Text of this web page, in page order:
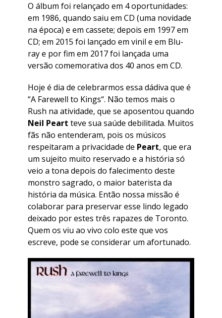
O álbum foi relançado em 4 oportunidades:
em 1986, quando saiu em CD (uma novidade
na época) e em cassete; depois em 1997 em
CD; em 2015 foi lançado em vinil e em Blu-
ray e por fim em 2017 foi lançada uma
versão comemorativa dos 40 anos em CD.
Hoje é dia de celebrarmos essa dádiva que é
“A Farewell to Kings“. Não temos mais o
Rush na atividade, que se aposentou quando
Neil Peart teve sua saúde debilitada. Muitos
fãs não entenderam, pois os músicos
respeitaram a privacidade de Peart, que era
um sujeito muito reservado e a história só
veio a tona depois do falecimento deste
monstro sagrado, o maior baterista da
história da música. Então nossa missão é
colaborar para preservar esse lindo legado
deixado por estes três rapazes de Toronto.
Quem os viu ao vivo colo este que vos
escreve, pode se considerar um afortunado.